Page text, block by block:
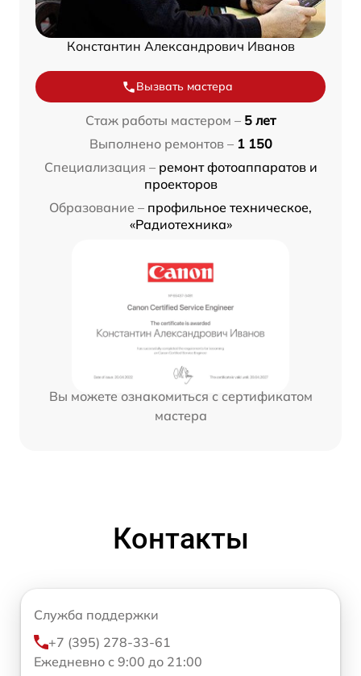
Константин Александрович Иванов
Вызвать мастера
Стаж работы мастером – 5 лет
Выполнено ремонтов – 1 150
Специализация – ремонт фотоаппаратов и
проекторов
Образование – профильное техническое,
«Радиотехника»
Вы можете ознакомиться с сертификатом
мастера
Контакты
Служба поддержки
+7 (395) 278-33-61
Ежедневно с 9:00 до 21:00